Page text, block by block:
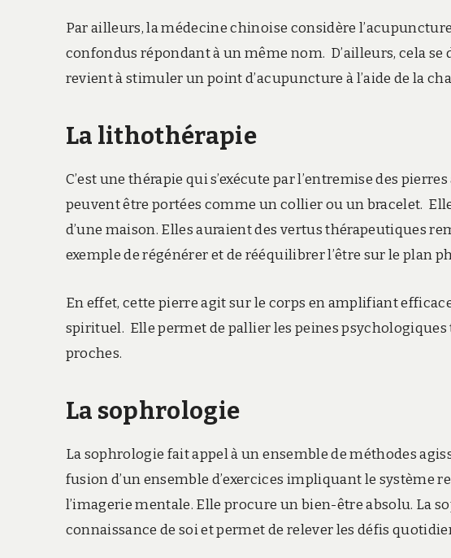
Par ailleurs, la médecine chinoise considère
confondus répondant à un même nom. D’ailleurs, cela
revient à stimuler un point d’acupuncture à l’aide de la
La lithothérapie
C’est une thérapie qui s’exécute par l’entremise des
peuvent être portées comme un collier ou un bracelet.
d’une maison. Elles auraient des vertus thérapeutiques
exemple de régénérer et de rééquilibrer l’être sur le plan
En effet, cette pierre agit sur le corps en amplifiant
spirituel. Elle permet de pallier les peines
proches.
La sophrologie
La sophrologie fait appel à un ensemble de méthodes
fusion d’un ensemble d’exercices impliquant le système
l’imagerie mentale. Elle procure un bien-être absolu. La
connaissance de soi et permet de relever les défis